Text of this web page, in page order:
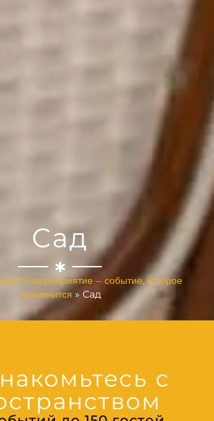
Сад
мероприятие — событие, которое
запомнится » Сад
с